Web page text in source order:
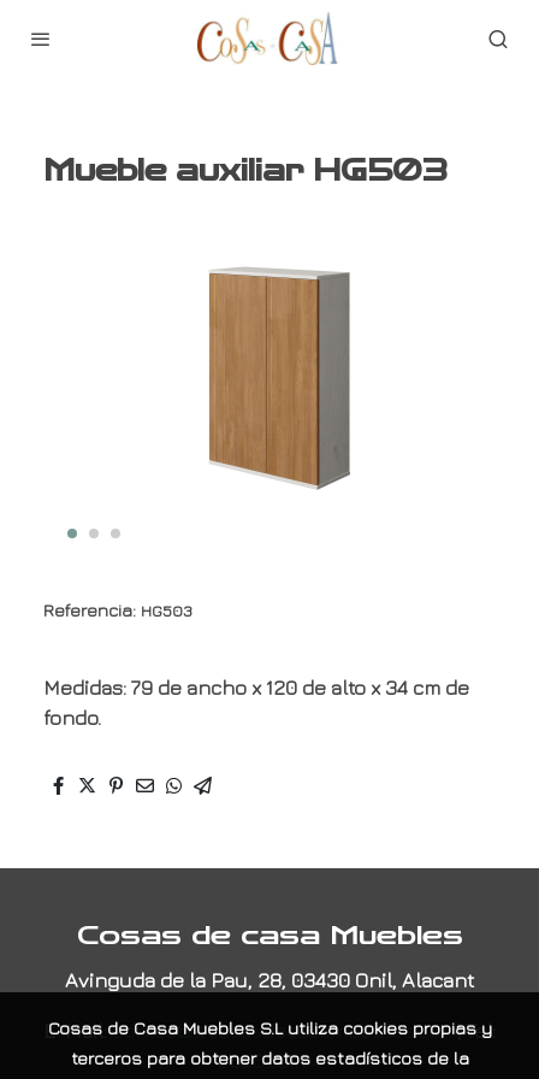
Mueble auxiliar HG503
Referencia: HG503
Medidas: 79 de ancho x 120 de alto x 34 cm de
fondo.
Cosas de casa Muebles
Avinguda de la Pau, 28, 03430 Onil, Alacant
E-Mail:contacta@cosasdecasamuebles.com|Tel:
965565404
Cosas de Casa Muebles S.Lutiliza cookies propias y
terceros para obtener datos estadísticos de la